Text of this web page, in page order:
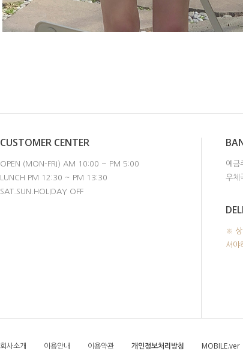
CUSTOMER CENTER
OPEN (MON-FRI) AM 10:00 ~ PM 5:00
LUNCH PM 12:30 ~ PM 13:30
SAT.SUN.HOLIDAY OFF
예금
우체
※ 상
셔야
회사소개 이용안내 이용약관 개인정보처리방침 MOBILE.ver